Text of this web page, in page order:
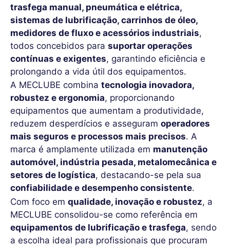
trasfega manual, pneumática e elétrica,
sistemas de lubrificação, carrinhos de óleo,
medidores de fluxo e acessórios industriais,
todos concebidos para suportar operações
contínuas e exigentes, garantindo eficiência e
prolongando a vida útil dos equipamentos.
A MECLUBE combina tecnologia inovadora,
robustez e ergonomia, proporcionando
equipamentos que aumentam a produtividade,
reduzem desperdícios e asseguram operadores
mais seguros e processos mais precisos. A
marca é amplamente utilizada em manutenção
automóvel, indústria pesada, metalomecânica e
setores de logística, destacando-se pela sua
confiabilidade e desempenho consistente.
Com foco em qualidade, inovação e robustez, a
MECLUBE consolidou-se como referência em
equipamentos de lubrificação e trasfega, sendo
a escolha ideal para profissionais que procuram